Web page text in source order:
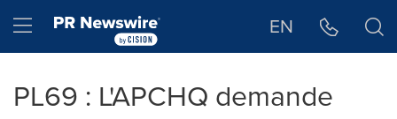
Hamburger menu EN
PL69 : L'APCHQ demande